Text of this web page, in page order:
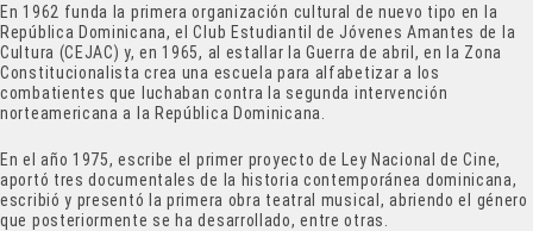
En 1962 funda la primera organización cultural de nuevo tipo en la
República Dominicana, el Club Estudiantil de Jóvenes Amantes de la
Cultura (CEJAC) y, en 1965, al estallar la Guerra de abril, en la Zona
Constitucionalista crea una escuela para alfabetizar a los
combatientes que luchaban contra la segunda intervención
norteamericana a la República Dominicana.
En el año 1975, escribe el primer proyecto de Ley Nacional de Cine,
aportó tres documentales de la historia contemporánea dominicana,
escribió y presentó la primera obra teatral musical, abriendo el género
que posteriormente se ha desarrollado, entre otras.